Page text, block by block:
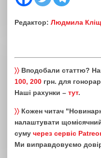
Редактор: Людмила
〉〉 Вподобали статтю?
100, 200 грн. для
Наші рахунки – тут.
〉〉 Кожен читач
налаштувати
суму через сервіс
Ми виправдовуємо